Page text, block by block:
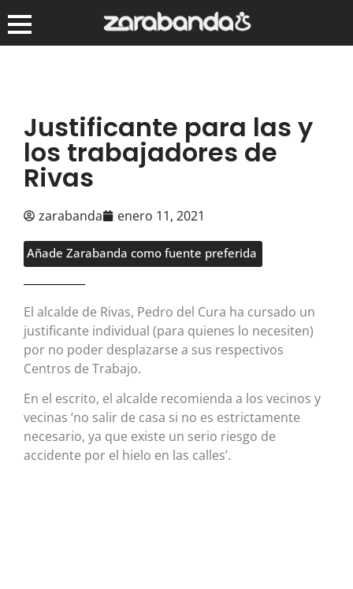
Justificante para las y
los trabajadores de
Rivas
zarabanda enero 11, 2021
Añade Zarabanda como fuente preferida
El alcalde de Rivas, Pedro del Cura ha cursado un
justificante individual (para quienes lo necesiten)
por no poder desplazarse a sus respectivos
Centros de Trabajo.
En el escrito, el alcalde recomienda a los vecinos y
vecinas ‘no salir de casa si no es estrictamente
necesario, ya que existe un serio riesgo de
accidente por el hielo en las calles’.